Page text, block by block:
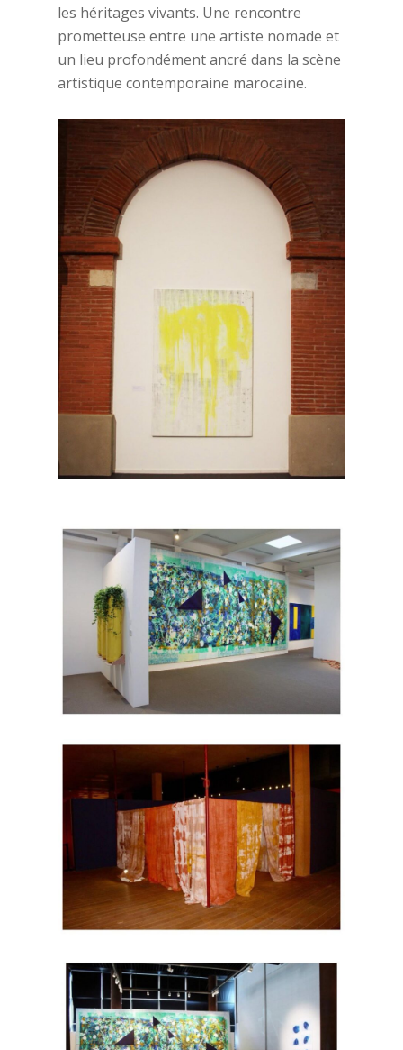
les héritages vivants. Une rencontre
prometteuse entre une artiste nomade et
un lieu profondément ancré dans la scène
artistique contemporaine marocaine.